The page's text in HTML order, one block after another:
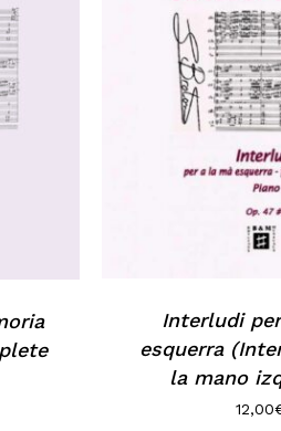
Interludi
esquerra
la mano
12,00